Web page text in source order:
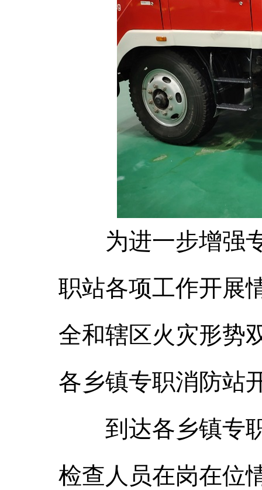
为进一步增强专
职站各项工作开展
全和辖区火灾形势
各乡镇专职消防站
到达各乡镇专职
检查人员在岗在位